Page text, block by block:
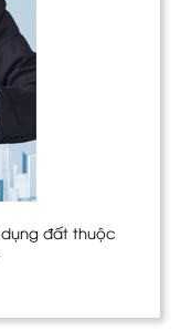
dụng đất thuộc